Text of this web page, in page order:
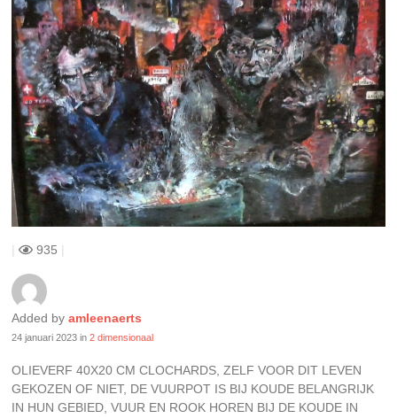
| 935 |
Added byamleenaerts
24 januari 2023 in2 dimensionaal
OLIEVERF 40X20 CM CLOCHARDS, ZELF VOOR DIT LEVEN
GEKOZEN OF NIET, DE VUURPOT IS BIJ KOUDE BELANGRIJK
IN HUN GEBIED, VUUR EN ROOK HOREN BIJ DE KOUDE IN